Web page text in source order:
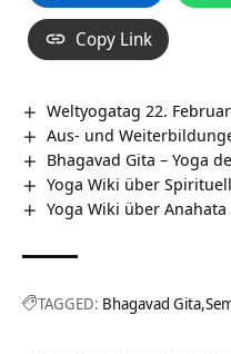
Copy Link
Weltyogatag 22. Februar
Aus- und
Bhagavad Gita – Yoga
Yoga Wiki über
Yoga Wiki über Anahata
TAGGED: Bhagavad Gita